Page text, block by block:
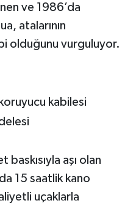
ve 1986’da
atalarının
olduğunu vurguluyor.
baskısıyla aşı olan
15 saatlik kano
uçaklarla